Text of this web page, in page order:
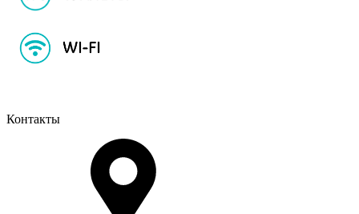
Контакты